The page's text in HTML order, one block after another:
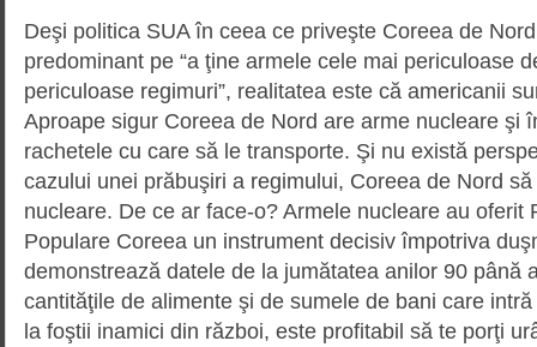
Deşi politica SUA în ceea ce priveşte Coreea de
predominant pe “a ţine armele cele mai periculoase
periculoase regimuri”, realitatea este că americanii
Aproape sigur Coreea de Nord are arme nucleare şi
rachetele cu care să le transporte. Şi nu există
cazului unei prăbuşiri a regimului, Coreea de Nord
nucleare. De ce ar face-o? Armele nucleare au oferit
Populare Coreea un instrument decisiv împotriva
demonstrează datele de la jumătatea anilor 90 până
cantităţile de alimente şi de sumele de bani care
la foştii inamici din război, este profitabil să te porţi